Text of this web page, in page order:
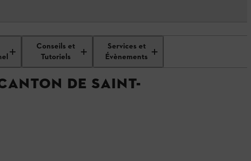
Conseils et
Tutoriels
Services et
Évènements
DE SAINT-